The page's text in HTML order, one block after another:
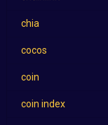
chia
cocos
coin
coin index